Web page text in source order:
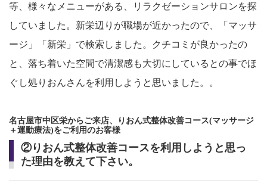
等、様々なメニューがある、リラクゼーションサロンを探
していました。新栄辺りが職場が近かったので、「マッサ
ージ」「新栄」で検索しました。クチコミが良かったの
と、落ち着いた空間で清潔感も大切にしているとの事でほ
ぐし処りおんさんを利用しようと思いました。。
名古屋市中区栄からご来店、りおん式整体改善コース(マッサージ
＋運動療法)をご利用のお客様
②りおん式整体改善コースを利用しようと思っ
た理由を教えて下さい。